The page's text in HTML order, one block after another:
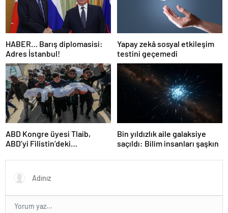
HABER… Barış diplomasisi:
Adres İstanbul!
Yapay zekâ sosyal etkileşim
testini geçemedi
ABD Kongre üyesi Tlaib,
ABD’yi Filistin’deki
olmakla itham etti
Bin yıldızlık aile galaksiye
saçıldı: Bilim insanları şaşkın